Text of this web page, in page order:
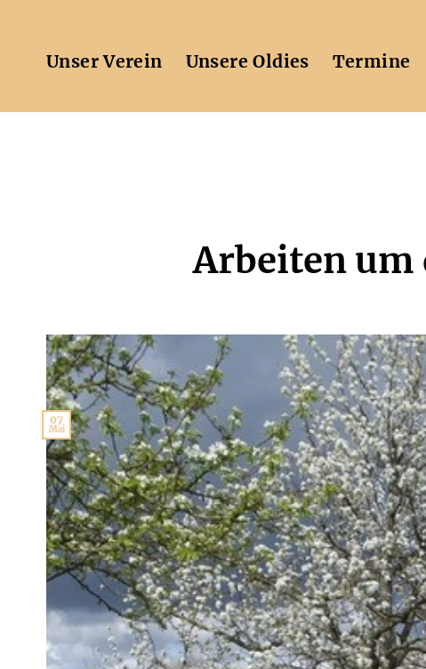
springenUnser Verein Unsere Oldies Termine
Arbeiten
07
Mai